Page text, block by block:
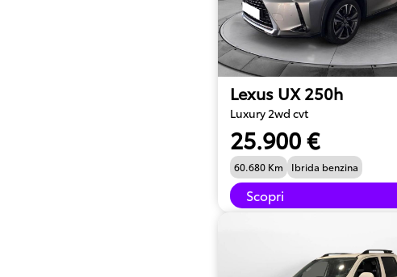
Lexus UX 250h
Luxury 2wd cvt
25.900 €
60.680 Km Ibrida benzina
Scopri